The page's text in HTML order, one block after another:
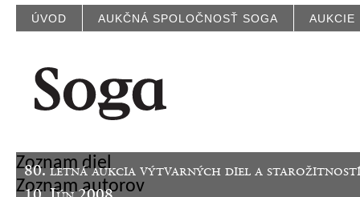
ÚVOD AUKČNÁ SPOLOČNOSŤ SOGA AUKCIE
80. letná aukcia výtvarných diel a starožitností
Zoznam diel
Zoznam autorov